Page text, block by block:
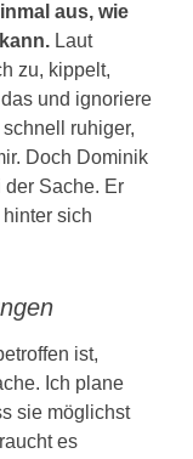
aus, wie
Laut
zu, kippelt,
und ignoriere
ruhiger,
Doch Dominik
der Sache. Er
sich
ist,
Ich plane
sie möglichst
es